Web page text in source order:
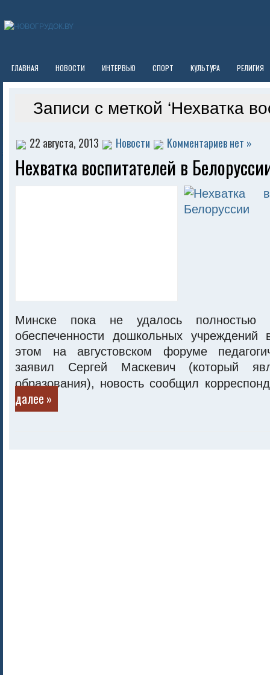
ГЛАВНАЯ НОВОСТИ ИНТЕРВЬЮ СПОРТ КУЛЬТУРА РЕЛИГИЯ
Записи с меткой ‘Нехватка
22 августа, 2013 Новости Комментариев нет »
Нехватка воспитателей в
Минске пока не удалось полностью
обеспеченности дошкольных учреждений
этом на августовском форуме
заявил Сергей Маскевич (который
образования), новость сообщил
далее »